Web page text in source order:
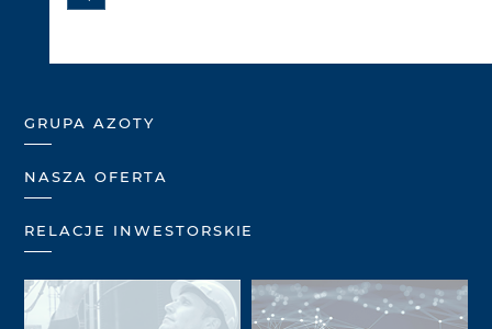
GRUPA AZOTY
NASZA OFERTA
RELACJE INWESTORSKIE